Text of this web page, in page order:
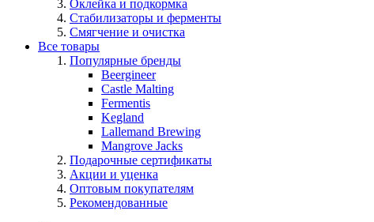
Оклейка и подкормка
Стабилизаторы и ферменты
Смягчение и очистка
Все товары
Популярные бренды
Beergineer
Castle Malting
Fermentis
Kegland
Lallemand Brewing
Mangrove Jacks
Подарочные сертификаты
Акции и уценка
Оптовым покупателям
Рекомендованные